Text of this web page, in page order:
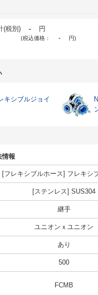
(税別) - 円
(税込価格： - 円)
キシブルジョイ
情報
[フレキシブルホース] フレキシ
[ステンレス] SUS304
継手
ユニオンｘユニオン
あり
500
FCMB